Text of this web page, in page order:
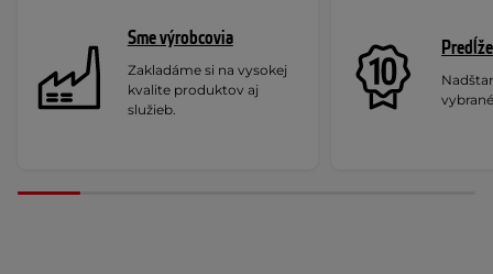
Sme výrobcovia
Zakladáme si na vysokej
kvalite produktov aj
služieb.